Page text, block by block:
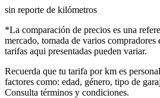
sin reporte de kilómetros
*La comparación de precios es una
mercado, tomada de varios
tarifas aqui presentadas pueden variar.
Recuerda que tu tarifa por km es
factores como: edad, género, tipo de
Consulta términos y condiciones.